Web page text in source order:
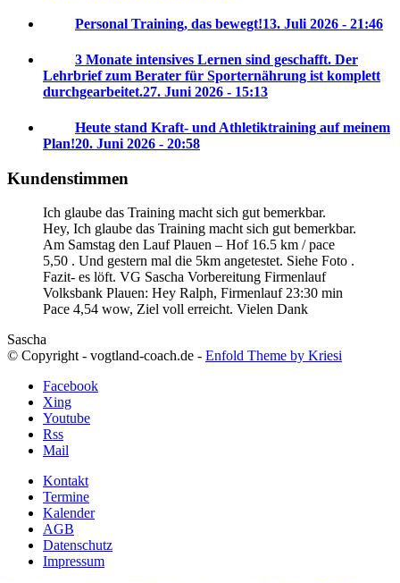
Personal Training, das bewegt!13. Juli 2026 - 21:46
3 Monate intensives Lernen sind geschafft. Der
Lehrbrief zum Berater für Sporternährung ist komplett
durchgearbeitet.27. Juni 2026 - 15:13
Heute stand Kraft- und Athletiktraining auf meinem
Plan!20. Juni 2026 - 20:58
Kundenstimmen
Ich glaube das Training macht sich gut bemerkbar.
Hey, Ich glaube das Training macht sich gut bemerkbar.
Am Samstag den Lauf Plauen – Hof 16.5 km / pace
5,50 . Und gestern mal die 5km angetestet. Siehe Foto .
Fazit- es löft. VG Sascha Vorbereitung Firmenlauf
Volksbank Plauen: Hey Ralph, Firmenlauf 23:30 min
Pace 4,54 wow, Ziel voll erreicht. Vielen Dank
Sascha
© Copyright - vogtland-coach.de - Enfold Theme by Kriesi
Facebook
Xing
Youtube
Rss
Mail
Kontakt
Termine
Kalender
AGB
Datenschutz
Impressum